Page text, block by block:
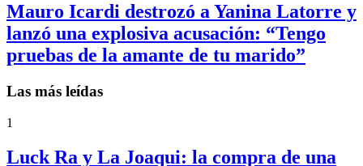
Mauro Icardi destrozó a Yanina Latorre y
lanzó una explosiva acusación: “Tengo
pruebas de la amante de tu marido”
Las más leídas
1
Luck Ra y La Joaqui: la compra de una